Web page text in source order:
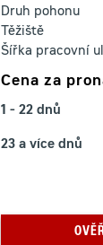
Druh pohonu
Těžiště
Šířka pracovní
Cena za
1 - 22 dnů
23 a více dnů